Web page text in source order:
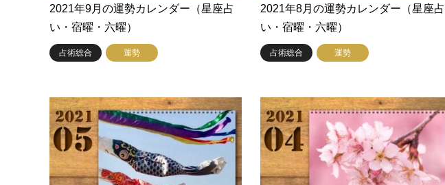
2021年9月の運勢カレンダー（星座占
い・宿曜・六曜）
占術総合 運勢
2021年8月の運勢カレンダー（星座占
い・宿曜・六曜）
占術総合 運勢